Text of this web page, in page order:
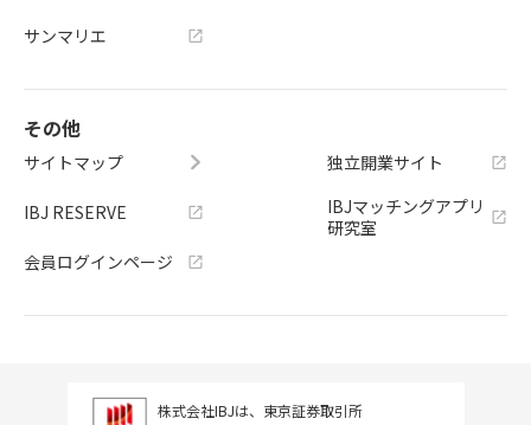
サンマリエ
その他
サイトマップ
IBJ RESERVE
会員ログインページ
独立開業サイト
IBJマッチングアプリ
研究室
株式会社IBJは、東京証券取引所